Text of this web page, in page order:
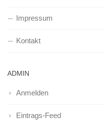
Impressum
Kontakt
ADMIN
Anmelden
Eintrags-Feed